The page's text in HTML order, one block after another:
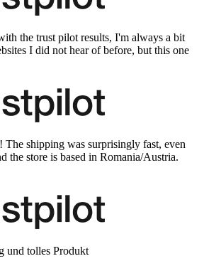
the trust pilot results, I'm always a bit
I did not hear of before, but this one
shipping was surprisingly fast, even
the store is based in Romania/Austria.
und tolles Produkt